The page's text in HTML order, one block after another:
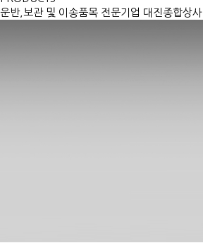
운반,보관 및 이송품목 전문기업 대진종합상사